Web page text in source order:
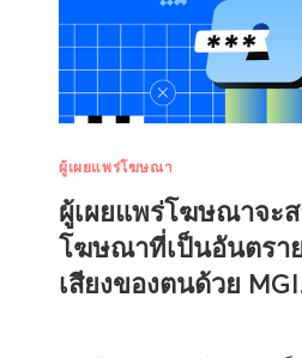
ผู้เผยแพร่โฆษณา
ผู้เผยแพร่โฆษณาจะ
โฆษณาที่เป็นอันตรา
เสียงของตนด้วย